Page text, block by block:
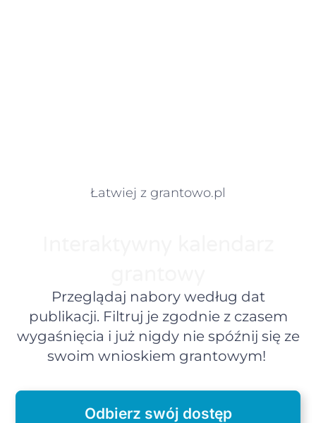
Łatwiej z grantowo.pl
Przeglądaj nabory według dat
publikacji. Filtruj je zgodnie z czasem
wygaśnięcia i już nigdy nie spóźnij się ze
swoim wnioskiem grantowym!
Odbierz swój dostęp